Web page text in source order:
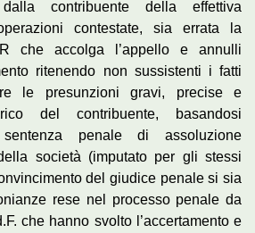
contribuente della effettiva
contestate, sia errata la
che accolga l’appello e annulli
ritenendo non sussistenti i fatti
le presunzioni gravi, precise e
del contribuente, basandosi
penale di assoluzione
società (imputato per gli stessi
del giudice penale si sia
rese nel processo penale da
che hanno svolto l’accertamento e